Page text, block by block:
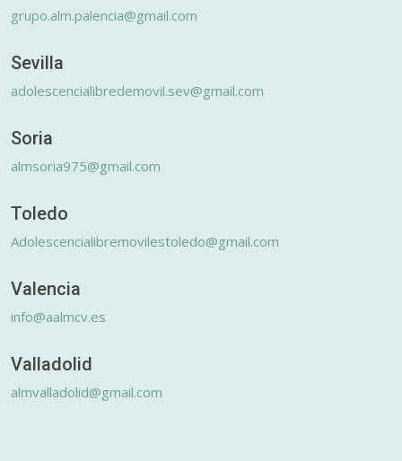
grupo.alm.palencia@gmail.com
Sevilla
adolescencialibredemovil.sev@gmail.com
Soria
almsoria975@gmail.com
Toledo
Adolescencialibremovilestoledo@gmail.com
Valencia
info@aalmcv.es
Valladolid
almvalladolid@gmail.com